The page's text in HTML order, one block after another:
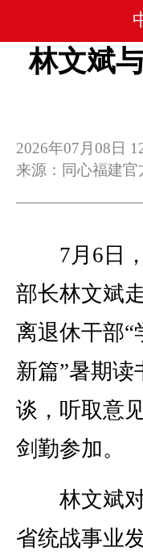
林文斌
2026年07月08日
来源：同心福建官
7月6日，
部长林文斌
离退休干部“
新篇”暑期
谈，听取意
剑勤参加。
林文斌对
省统战事业